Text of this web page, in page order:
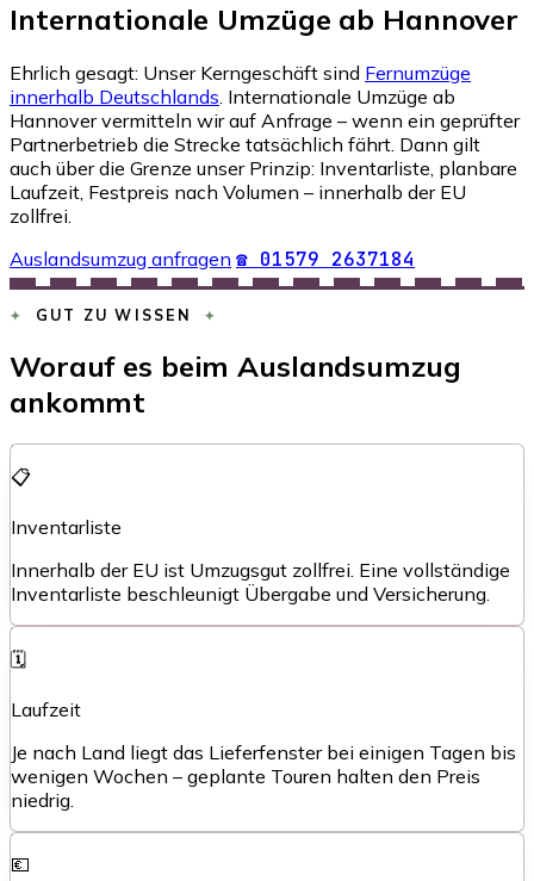
Internationale Umzüge ab Hannover
Ehrlich gesagt: Unser Kerngeschäft sind Fernumzüge
innerhalb Deutschlands. Internationale Umzüge ab
Hannover vermitteln wir auf Anfrage – wenn ein geprüfter
Partnerbetrieb die Strecke tatsächlich fährt. Dann gilt
auch über die Grenze unser Prinzip: Inventarliste, planbare
Laufzeit, Festpreis nach Volumen – innerhalb der EU
zollfrei.
Auslandsumzug anfragen ☎ 01579 2637184
GUT ZU WISSEN
Worauf es beim Auslandsumzug
ankommt
📋
Inventarliste
Innerhalb der EU ist Umzugsgut zollfrei. Eine vollständige
Inventarliste beschleunigt Übergabe und Versicherung.
🗓️
Laufzeit
Je nach Land liegt das Lieferfenster bei einigen Tagen bis
wenigen Wochen – geplante Touren halten den Preis
niedrig.
💶